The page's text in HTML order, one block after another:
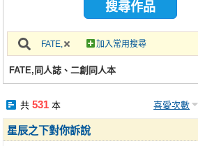
會員中心
註冊會員
FATE, 加入常用搜尋
FATE,同人誌、二創同人本
共 531本 喜愛次數
星辰之下對你訴說